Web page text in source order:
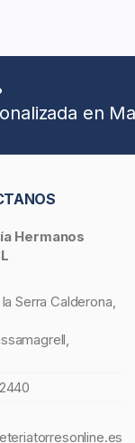
en
Hermanos
Serra Calderona,